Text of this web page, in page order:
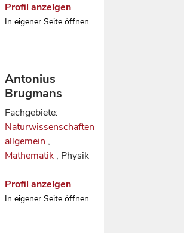
Profil anzeigen
In eigener Seite öffnen
Antonius
Brugmans
Fachgebiete:
Naturwissenschaften
allgemein ,
Mathematik , Physik
Profil anzeigen
In eigener Seite öffnen